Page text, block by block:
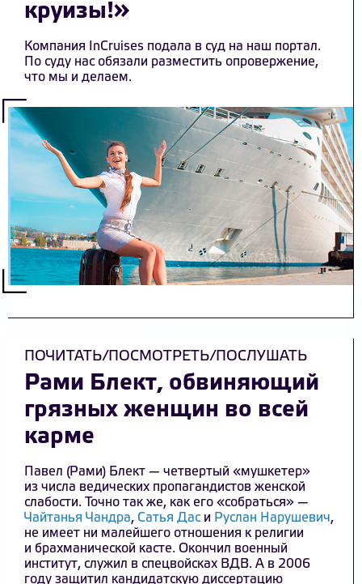
круизы!»
Компания InCruises подала в суд на наш портал.
По суду нас обязали разместить опровержение,
что мы и делаем.
ПОЧИТАТЬ/ПОСМОТРЕТЬ/ПОСЛУШАТЬ
Рами Блект, обвиняющий
грязных женщин во всей
карме
Павел (Рами) Блект — четвертый «мушкетер»
из числа ведических пропагандистов женской
слабости. Точно так же, как его «собраться» —
Чайтанья Чандра, Сатья Даси Руслан Нарушевич,
не имеет ни малейшего отношения к религии
и брахманической касте. Окончил военный
институт, служил в спецвойсках ВДВ. А в 2006
году защитил кандидатскую диссертацию